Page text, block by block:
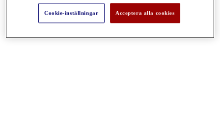
●●●
Cookie-inställningar Acceptera alla cookies